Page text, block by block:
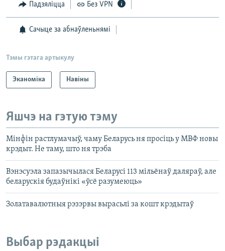
Падзяліцца Без VPN
Сачыце за абнаўленьнямі
Тэмы гэтага артыкулу
Эканоміка Навіны
Яшчэ на гэтую тэму
Мінфін растлумачыў, чаму Беларусь ня просіць у МВФ новы
крэдыт. Не таму, што ня трэба
Вэнэсуэла запазычылася Беларусі 113 мільёнаў даляраў, але
беларускія будаўнікі «ўсё разумеюць»
Золатавалютныя рэзэрвы вырасьлі за кошт крэдытаў
Выбар рэдакцыі